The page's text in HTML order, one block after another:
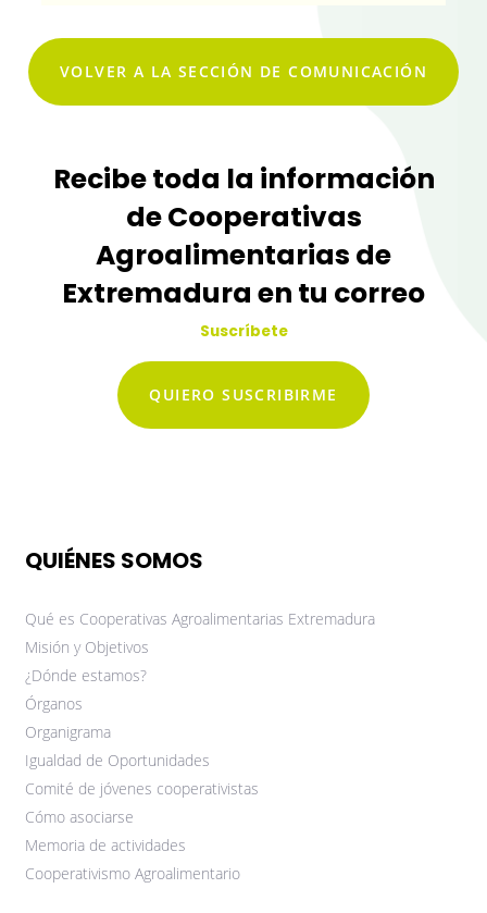
VOLVER A LA SECCIÓN DE COMUNICACIÓN
Recibe toda la información
de Cooperativas
Agroalimentarias de
Extremadura en tu correo
Suscríbete
QUIERO SUSCRIBIRME
QUIÉNES SOMOS
Qué es Cooperativas Agroalimentarias Extremadura
Misión y Objetivos
¿Dónde estamos?
Órganos
Organigrama
Igualdad de Oportunidades
Comité de jóvenes cooperativistas
Cómo asociarse
Memoria de actividades
Cooperativismo Agroalimentario